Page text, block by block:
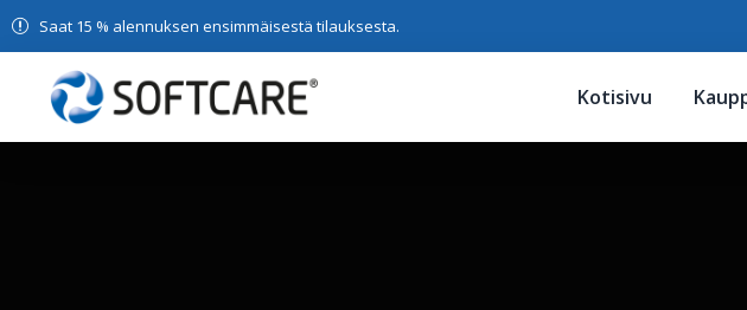
Saat 15 % alennuksen ensimmäisestä tilauksesta.
Kotisivu